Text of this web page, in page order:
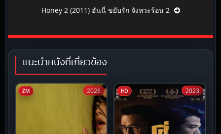
Honey 2 (2011) ฮันนี่ ขยับรัก จังหวะร้อน 2
แนะนำหนังที่เกี่ยวข้อง
ZM 2026 HD 2023